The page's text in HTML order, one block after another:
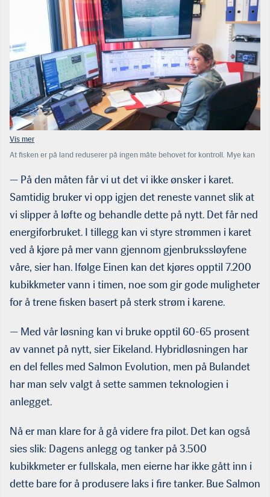
At fisken er på land reduserer på ingen måte behovet for kontroll. Mye kan
anlegg. Det gjelder å følge svært nøye med, som
— På den måten får vi ut det vi ikke ønsker i karet.
Samtidig bruker vi opp igjen det reneste vannet slik at
vi slipper å løfte og behandle dette på nytt. Det får ned
energiforbruket. I tillegg kan vi styre strømmen i karet
ved å kjøre på mer vann gjennom gjenbrukssløyfene
våre, sier han. Ifølge Einen kan det kjøres opptil 7.200
kubikkmeter vann i timen, noe som gir gode muligheter
for å trene fisken basert på sterk strøm i karene.
— Med vår løsning kan vi bruke opptil 60-65 prosent
av vannet på nytt, sier Eikeland. Hybridløsningen har
en del felles med Salmon Evolution, men på Bulandet
har man selv valgt å sette sammen teknologien i
anlegget.
Nå er man klare for å gå videre fra pilot. Det kan også
sies slik: Dagens anlegg og tanker på 3.500
kubikkmeter er fullskala, men eierne har ikke gått inn i
dette bare for å produsere laks i fire tanker. Bue Salmon